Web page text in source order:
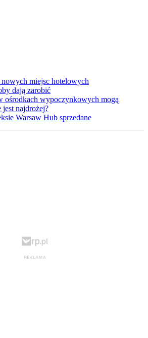
nowych miejsc hotelowych
dają zarobić
ośrodkach wypoczynkowych mogą
najdrożej?
Warsaw Hub sprzedane